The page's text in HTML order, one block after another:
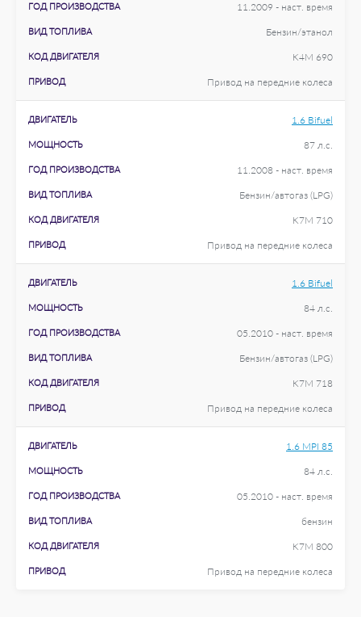
ГОД ПРОИЗВОДСТВА 11.2009 - наст. время
ВИД ТОПЛИВА Бензин/этанол
КОД ДВИГАТЕЛЯ K4M 690
ПРИВОД Привод на передние колеса
ДВИГАТЕЛЬ 1.6 Bifuel
МОЩНОСТЬ 87 л.с.
ГОД ПРОИЗВОДСТВА 11.2008 - наст. время
ВИД ТОПЛИВА Бензин/автогаз (LPG)
КОД ДВИГАТЕЛЯ K7M 710
ПРИВОД Привод на передние колеса
ДВИГАТЕЛЬ 1.6 Bifuel
МОЩНОСТЬ 84 л.с.
ГОД ПРОИЗВОДСТВА 05.2010 - наст. время
ВИД ТОПЛИВА Бензин/автогаз (LPG)
КОД ДВИГАТЕЛЯ K7M 718
ПРИВОД Привод на передние колеса
ДВИГАТЕЛЬ 1.6 MPI 85
МОЩНОСТЬ 84 л.с.
ГОД ПРОИЗВОДСТВА 05.2010 - наст. время
ВИД ТОПЛИВА бензин
КОД ДВИГАТЕЛЯ K7M 800
ПРИВОД Привод на передние колеса